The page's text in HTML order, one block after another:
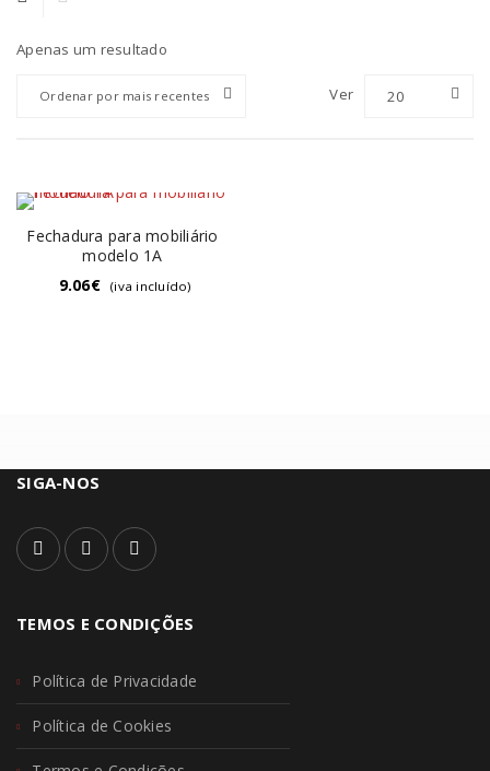
Apenas um resultado
Ordenar por mais recentes Ver 20
Fechadura para mobiliário
modelo 1A
9.06€ (iva incluído)
SIGA-NOS
TEMOS E CONDIÇÕES
Política de Privacidade
Política de Cookies